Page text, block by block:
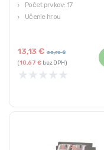
Počet prvkov: 17
Učenie hrou
13,13€ 35,70€
(10,67€bez DPH)
★ ★ ★ ★ ★